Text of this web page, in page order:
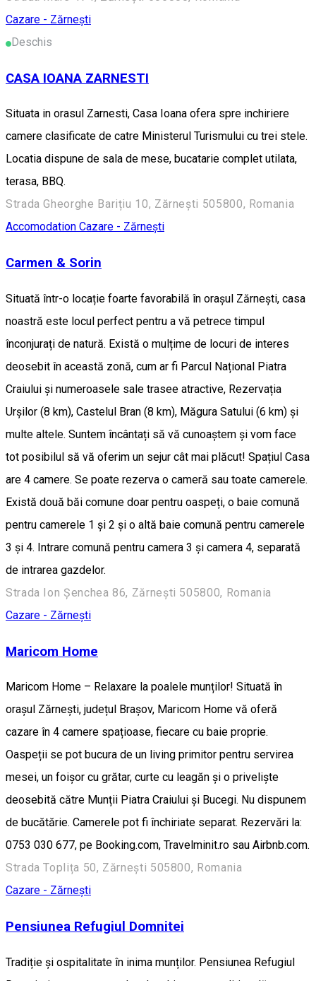
Cazare - Zărnești
Deschis
CASA IOANA ZARNESTI
Situata in orasul Zarnesti, Casa Ioana ofera spre inchiriere
camere clasificate de catre Ministerul Turismului cu trei stele.
Locatia dispune de sala de mese, bucatarie complet utilata,
terasa, BBQ.
Strada Gheorghe Barițiu 10, Zărnești 505800, Romania
Accomodation Cazare - Zărnești
Carmen & Sorin
Situată într-o locație foarte favorabilă în orașul Zărnești, casa
noastră este locul perfect pentru a vă petrece timpul
înconjurați de natură. Există o mulțime de locuri de interes
deosebit în această zonă, cum ar fi Parcul Național Piatra
Craiului și numeroasele sale trasee atractive, Rezervația
Urșilor (8 km), Castelul Bran (8 km), Măgura Satului (6 km) și
multe altele. Suntem încântați să vă cunoaștem și vom face
tot posibilul să vă oferim un sejur cât mai plăcut! Spațiul Casa
are 4 camere. Se poate rezerva o cameră sau toate camerele.
Există două băi comune doar pentru oaspeți, o baie comună
pentru camerele 1 și 2 și o altă baie comună pentru camerele
3 și 4. Intrare comună pentru camera 3 și camera 4, separată
de intrarea gazdelor.
Strada Ion Șenchea 86, Zărnești 505800, Romania
Cazare - Zărnești
Maricom Home
Maricom Home – Relaxare la poalele munților! Situată în
orașul Zărnești, județul Brașov, Maricom Home vă oferă
cazare în 4 camere spațioase, fiecare cu baie proprie.
Oaspeții se pot bucura de un living primitor pentru servirea
mesei, un foișor cu grătar, curte cu leagăn și o priveliște
deosebită către Munții Piatra Craiului și Bucegi. Nu dispunem
de bucătărie. Camerele pot fi închiriate separat. Rezervări la:
0753 030 677, pe Booking.com, Travelminit.ro sau Airbnb.com.
Strada Toplița 50, Zărnești 505800, Romania
Cazare - Zărnești
Pensiunea Refugiul Domnitei
Tradiție și ospitalitate în inima munților. Pensiunea Refugiul